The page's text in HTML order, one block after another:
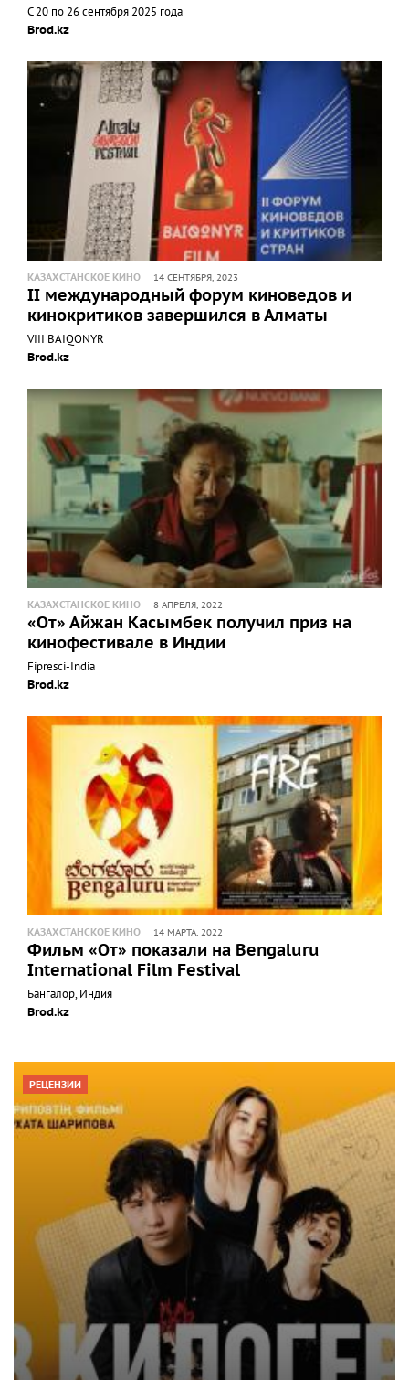
С 20 по 26 сентября 2025 года
Brod.kz
КАЗАХСТАНСКОЕ КИНО 14 СЕНТЯБРЯ, 2023
II международный форум киноведов и
кинокритиков завершился в Алматы
VIII BAIQONYR
Brod.kz
КАЗАХСТАНСКОЕ КИНО 8 АПРЕЛЯ, 2022
«От» Айжан Касымбек получил приз на
кинофестивале в Индии
Fipresci-India
Brod.kz
КАЗАХСТАНСКОЕ КИНО 14 МАРТА, 2022
Фильм «От» показали на Bengaluru
International Film Festival
Бангалор, Индия
Brod.kz
РЕЦЕНЗИИ